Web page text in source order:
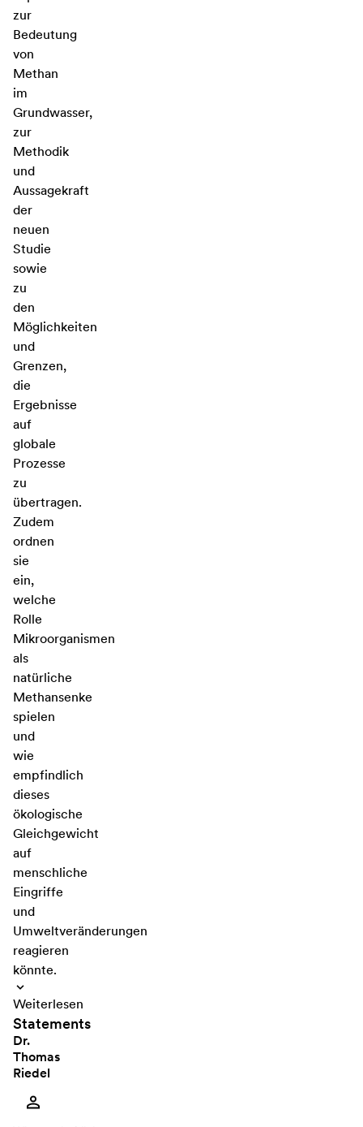
zur
Bedeutung
von
Methan
im
Grundwasser,
zur
Methodik
und
Aussagekraft
der
neuen
Studie
sowie
zu
den
Möglichkeiten
und
Grenzen,
die
Ergebnisse
auf
globale
Prozesse
zu
übertragen.
Zudem
ordnen
sie
ein,
welche
Rolle
Mikroorganismen
als
natürliche
Methansenke
spielen
und
wie
empfindlich
dieses
ökologische
Gleichgewicht
auf
menschliche
Eingriffe
und
Umweltveränderungen
reagieren
könnte.
Weiterlesen
Statements
Dr.
Thomas
Riedel